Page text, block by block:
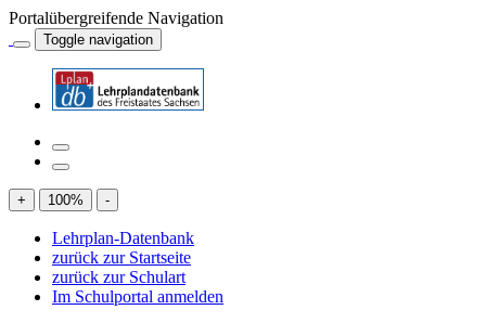
Portalübergreifende Navigation
Toggle navigation
+ 100% -
Lehrplan-Datenbank
zurück zur Startseite
zurück zur Schulart
Im Schulportal anmelden